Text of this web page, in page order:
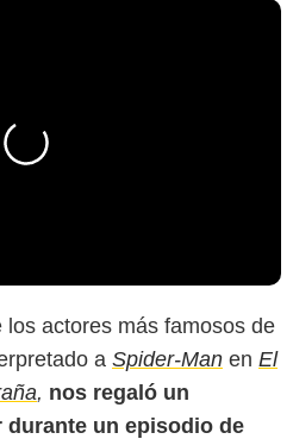
los actores más famosos de
a Spider-Man en El
, nos regaló un
un episodio de